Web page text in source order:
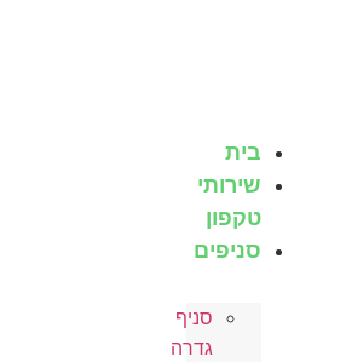
בית
שירותי
טקפון
סניפים
סניף
גדרה